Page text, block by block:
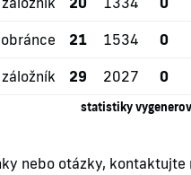
obránce 21 1534 0
záložník 29 2027 0
statistiky
nebo otázky, kontaktujte